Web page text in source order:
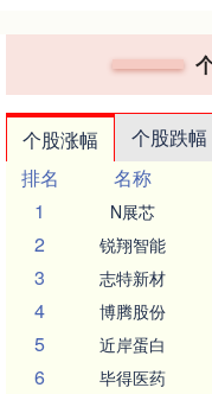
个股涨幅 个股跌幅
排名
名称
1
N展芯
2 锐翔智能
3 志特新材
4 博腾股份
5 近岸蛋白
6 毕得医药